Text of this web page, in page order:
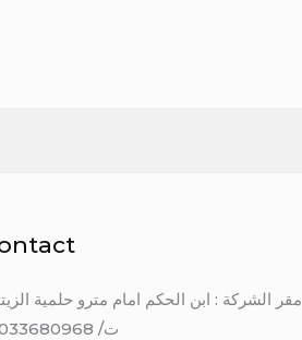
مقر الشركة : ابن الحكم امام مترو حلمية
ت/ 01033680968